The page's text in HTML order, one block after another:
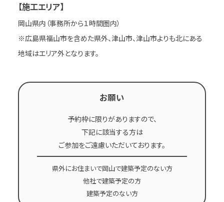
【施工エリア】
岡山県内（事務所から１時間圏内）
※広島県福山市を含めた県外、津山市、津山市よりも北にある
地域はエリア外となります。
お願い
予約枠に限りがありますので、
下記に該当する方は
ご参加をご遠慮いただいております。
県外にお住まいで岡山で建築予定のない方
他社で建築予定の方
建築予定のない方